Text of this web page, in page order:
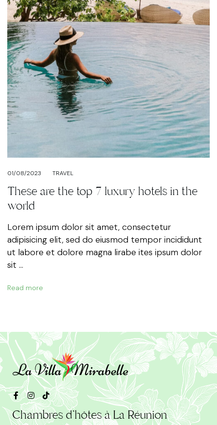
01/08/2023 TRAVEL
These are the top 7 luxury hotels in the
world
Lorem ipsum dolor sit amet, consectetur
adipisicing elit, sed do eiusmod tempor incididunt
ut labore et dolore magna lirabe ites ipsum dolor
sit ...
Read more
Chambres d'hôtes à La Réunion